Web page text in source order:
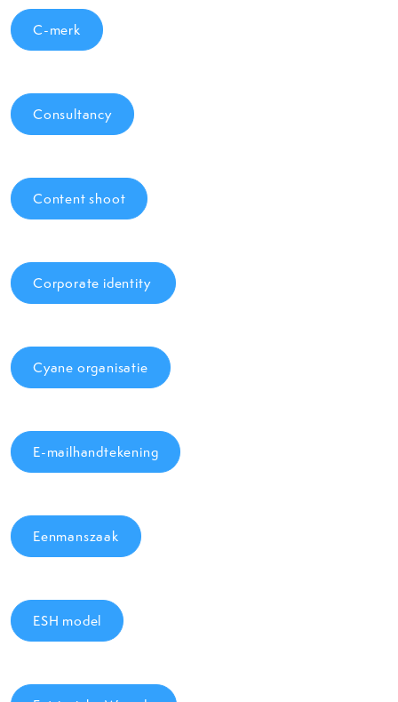
C-merk
Consultancy
Content shoot
Corporate identity
Cyane organisatie
E-mailhandtekening
Eenmanszaak
ESH model